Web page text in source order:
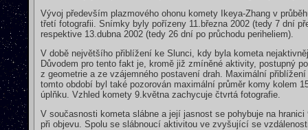
Vývoj především plazmového ohonu komety Ikeya-Zhang v
třetí fotografii. Snímky byly pořízeny 11.března 2002 (tedy 7 dní
respektive 13.dubna 2002 (tedy 26 dní po průchodu periheliem).
V době největšího přiblížení ke Slunci, kdy byla kometa
Důvodem pro tento fakt je, kromě již zmíněné aktivity, postupný
z geometrie a ze vzájemného postavení drah. Maximální
tomto období byl také pozorován maximální průměr komy kolem
úplňku. Vzhled komety 9.května zachycuje čtvrtá fotografie.
V současnosti kometa slábne a její jasnost se pohybuje na
při objevu. Spolu se slábnoucí aktivitou ve zvyšující se